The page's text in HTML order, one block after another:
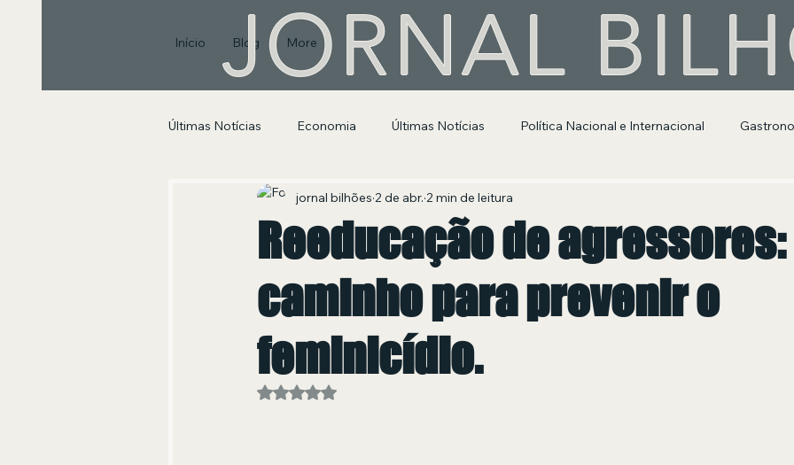
Início Blog More
JORNAL
Últimas Notícias Economia Últimas Notícias Política Nacional e Internacional
Segurança Pública e Social Segurança Pública
Reeducação de
caminho para prevenir o
feminicídio.
jornal bilhões 2 de abr. 2 min de leitura
Avaliado com NaN de 5 estrelas.